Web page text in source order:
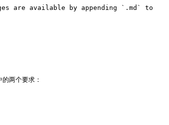
are available by appending `.md` to
两个要求：